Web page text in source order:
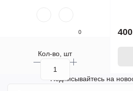
0
Кол-во, шт
Подписывайтесь на